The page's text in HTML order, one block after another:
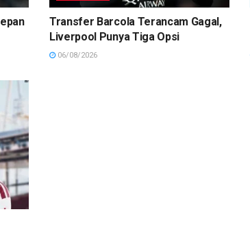
Transfer Barcola Terancam Gagal,
Liverpool Punya Tiga Opsi
06/08/2026